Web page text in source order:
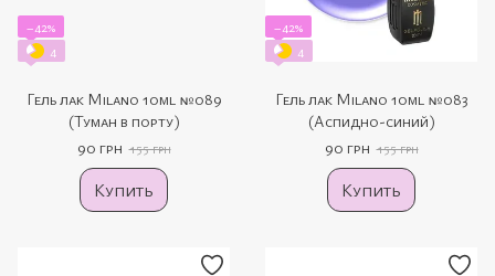
−42%
4
Гель лак Milano 10ml №089
(Туман в порту)
90 грн 155 грн
Купить
−42%
4
Гель лак Milano 10ml №083
(Аспидно-синий)
90 грн 155 грн
Купить